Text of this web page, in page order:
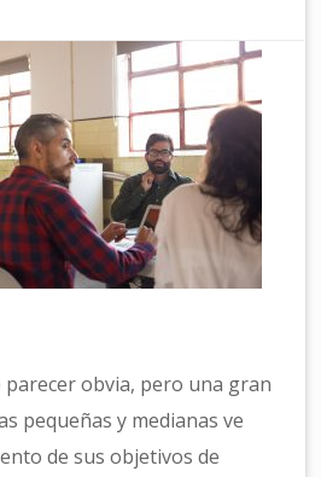
obvia, pero una gran
pequeñas y medianas ve
de sus objetivos de